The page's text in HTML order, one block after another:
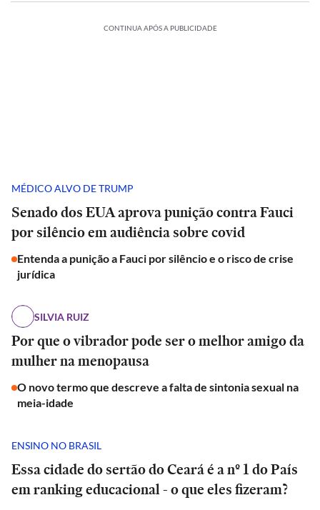
CONTINUA APÓS A PUBLICIDADE
MÉDICO ALVO DE TRUMP
Senado dos EUA aprova punição contra Fauci
por silêncio em audiência sobre covid
Entenda a punição a Fauci por silêncio e o risco de crise
jurídica
SILVIA RUIZ
Por que o vibrador pode ser o melhor amigo da
mulher na menopausa
O novo termo que descreve a falta de sintonia sexual na
meia-idade
ENSINO NO BRASIL
Essa cidade do sertão do Ceará é a nº 1 do País
em ranking educacional - o que eles fizeram?